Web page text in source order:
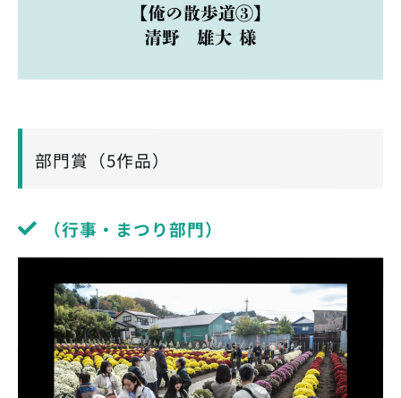
部門賞（5作品）
（行事・まつり部門）